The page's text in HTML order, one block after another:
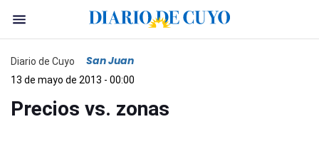
Diario de Cuyo San Juan
13 de mayo de 2013 - 00:00
Precios vs. zonas